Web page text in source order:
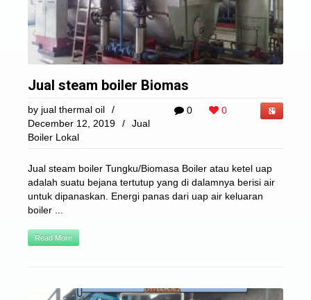
Jual steam boiler Biomas
0 0
by jual thermal oil
/
December 12, 2019
/
Jual
Boiler Lokal
Jual steam boiler Tungku/Biomasa Boiler atau ketel uap
adalah suatu bejana tertutup yang di dalamnya berisi air
untuk dipanaskan. Energi panas dari uap air keluaran
boiler ...
Read More